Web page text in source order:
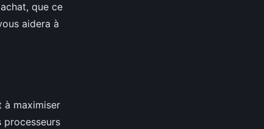
que ce
aidera à
à maximiser
processeurs